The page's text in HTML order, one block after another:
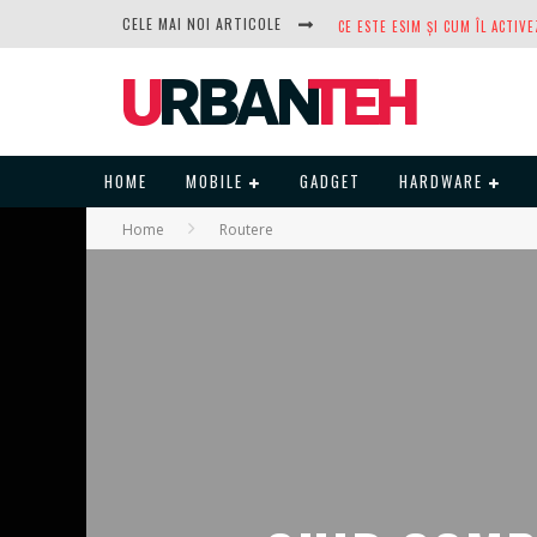
CELE MAI NOI ARTICOLE
DUPĂ ANI DE REFUZURI,
HOME MOBILE GADGET HARDWARE
Home Routere